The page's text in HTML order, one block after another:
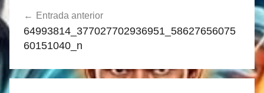
de
entradas
Entrada anterior
64993814_377027702936951_58627656075
60151040_n